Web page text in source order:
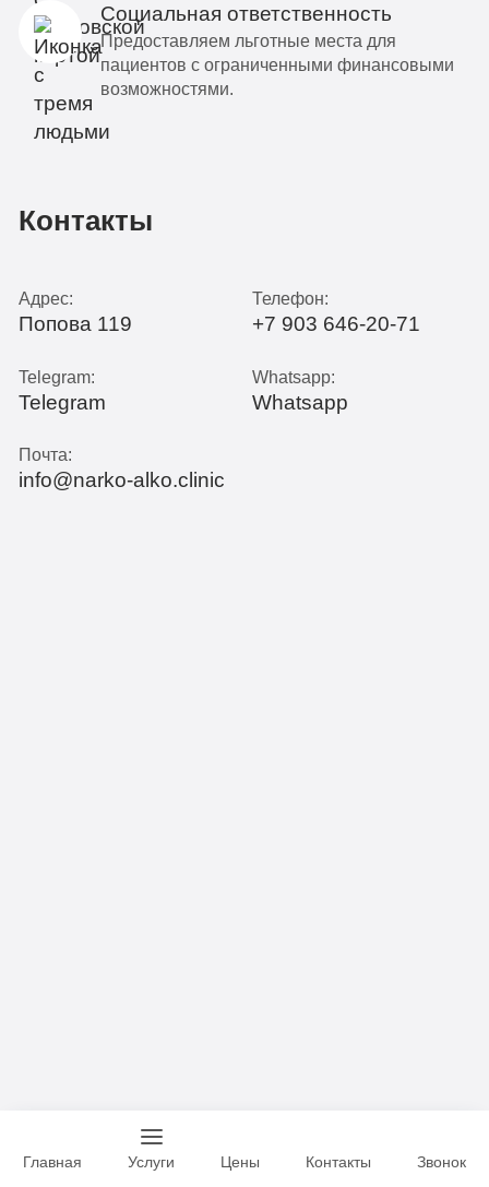
Социальная ответственность
Предоставляем льготные места для
пациентов с ограниченными финансовыми
возможностями.
Контакты
Адрес:
Попова 119
Телефон:
+7 903 646-20-71
Telegram:
Telegram
Whatsapp:
Whatsapp
Почта:
info@narko-alko.clinic
Информация
Главная Услуги Цены Контакты Звонок